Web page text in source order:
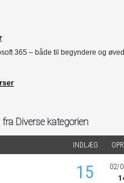
365 – både til begyndere og
Diverse kategorien
INDLÆG
15
02/